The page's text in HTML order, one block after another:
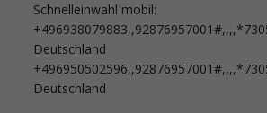
Schnelleinwahl mobil:
Deutschland
Deutschland